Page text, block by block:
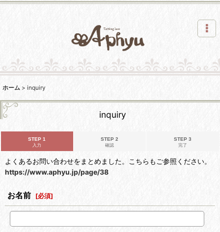
ホーム > inquiry
inquiry
STEP 1
入力
STEP 2
確認
STEP 3
完了
よくあるお問い合わせをまとめました。こちらもご参照ください。
https://www.aphyu.jp/page/38
お名前 [必須]